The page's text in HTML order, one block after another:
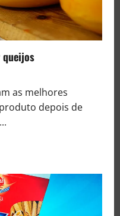
queijos
as melhores
depois de